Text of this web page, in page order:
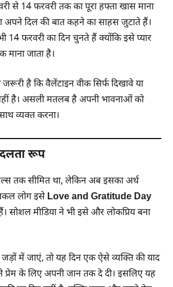
14 फरवरी तक का पूरा हफ्ता खास माना
अपने दिल की बात कहने का साहस जुटाते हैं।
14 फरवरी का दिन चुनते हैं क्योंकि इसे प्यार
माना जाता है।
है कि वैलेंटाइन वीक सिर्फ दिखावे या
है। असली मतलब है अपनी भावनाओं को
व्यक्त करना।
रूप
तक सीमित था, लेकिन अब इसका अर्थ
लोग इसे Love and Gratitude Day
सोशल मीडिया ने भी इसे और लोकप्रिय बना
में जाएं, तो यह दिन एक ऐसे व्यक्ति की याद
प्रेम के लिए अपनी जान तक दे दी। इसलिए यह